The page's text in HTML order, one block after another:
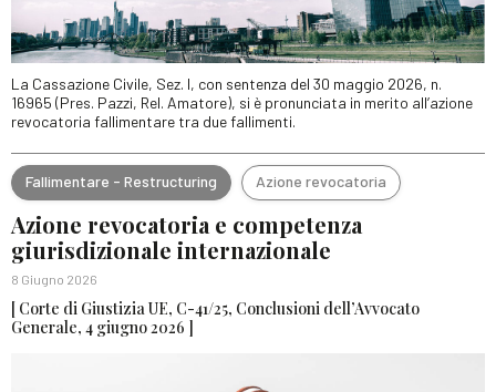
La Cassazione Civile, Sez. I, con sentenza del 30 maggio 2026, n.
16965 (Pres. Pazzi, Rel. Amatore), si è pronunciata in merito all’azione
revocatoria fallimentare tra due fallimenti.
Fallimentare - Restructuring Azione revocatoria
Azione revocatoria e competenza
giurisdizionale internazionale
8 Giugno 2026
[ Corte di Giustizia UE, C-41/25, Conclusioni dell’Avvocato
Generale, 4 giugno 2026 ]